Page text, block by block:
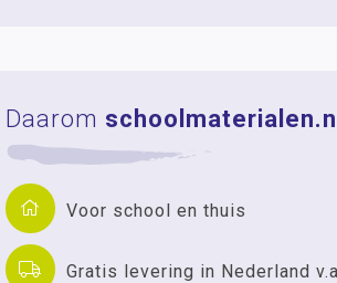
Daarom schoolmaterialen.nl
Voor school en thuis
Gratis levering in Nederland